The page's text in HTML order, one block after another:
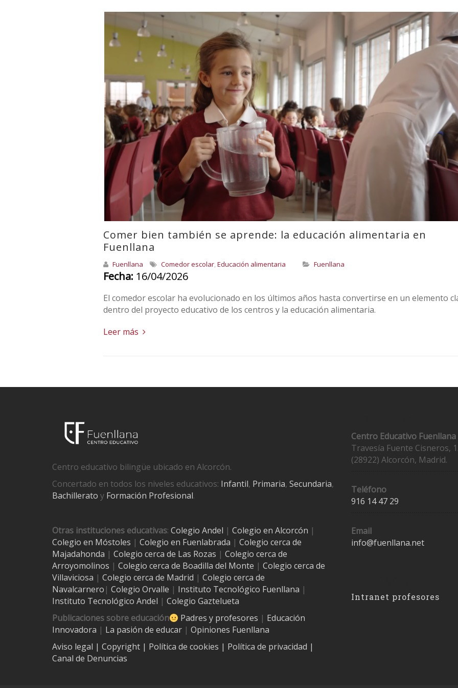
Comer bien también se aprende: la educación alimentaria en
Fuenllana
Fuenllana Comedor escolar, Educación alimentaria Fuenllana
Fecha: 16/04/2026
El comedor escolar ha evolucionado en los últimos años hasta convertirse en un elemento
dentro del proyecto educativo de los centros y la educación alimentaria.
Leer más
Centro educativo bilingüe ubicado en Alcorcón.
Concertado en todos los niveles educativos: Infantil, Primaria, Secundaria,
Bachillerato y Formación Profesional.
Otras instituciones educativas: Colegio Andel | Colegio en Alcorcón |
Colegio en Móstoles | Colegio en Fuenlabrada | Colegio cerca de
Majadahonda | Colegio cerca de Las Rozas | Colegio cerca de
Arroyomolinos | Colegio cerca de Boadilla del Monte | Colegio cerca de
Villaviciosa | Colegio cerca de Madrid | Colegio cerca de
Navalcarnero | Colegio Orvalle | Instituto Tecnológico Fuenllana |
Instituto Tecnológico Andel | Colegio Gaztelueta
Publicaciones sobre educación
Padres y profesores | Educación
Innovadora | La pasión de educar | Opiniones Fuenllana
Aviso legal | Copyright | Política de cookies | Política de privacidad |
Canal de Denuncias
Centro Educativo Fuenllana
Travesía Fuente Cisneros, 1.
(28922) Alcorcón, Madrid.
Teléfono
916 14 47 29
Email
info@fuenllana.net
Intranet profesores